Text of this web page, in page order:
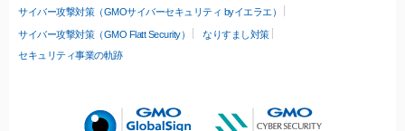
サイバー攻撃対策（GMOサイバーセキュリティ byイエラエ）
サイバー攻撃対策（GMO Flatt Security）
なりすまし対策
セキュリティ事業の軌跡